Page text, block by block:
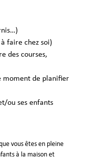
faire chez soi)
des courses,
moment de planifier
ou ses enfants
vous êtes en pleine
à la maison et